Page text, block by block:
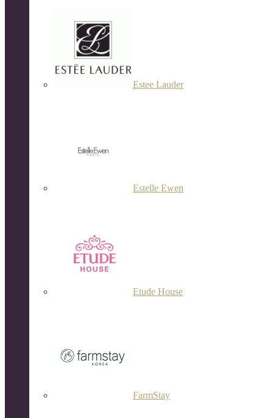
Estee Lauder
Estelle Ewen
Etude House
FarmStay